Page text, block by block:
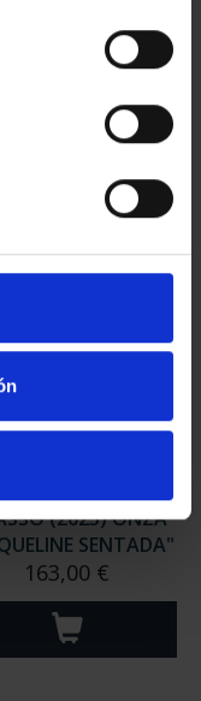
(2023) ONZA
163,00 €
(2023) ONZA
SENTADA"
163,00 €